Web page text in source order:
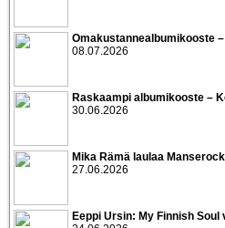
Omakustannealbumikooste
08.07.2026
Raskaampi albumikooste –
30.06.2026
Mika Rämä laulaa
27.06.2026
Eeppi Ursin: My Finnish Soul